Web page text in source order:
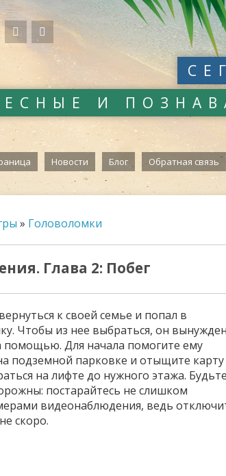
И
Новости Блог Обратная связь
» Головоломки
Глава 2: Побег
к своей семье и попал в
Чтобы из нее выбраться, он вынужден
помощью. Для начала помогите ему
подземной парковке и отыщите карту
на лифте до нужного этажа. Будьте
постарайтесь не слишком
видеонаблюдения, ведь
скоро.